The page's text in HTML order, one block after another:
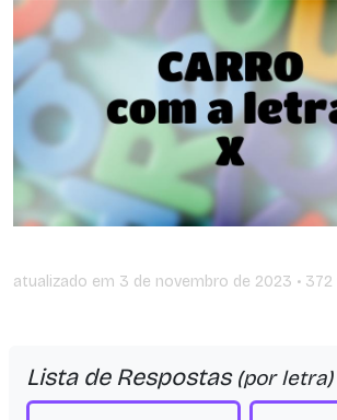
atualizado em 3 de novembro de 2023 •
Lista de Respostas (por letra)